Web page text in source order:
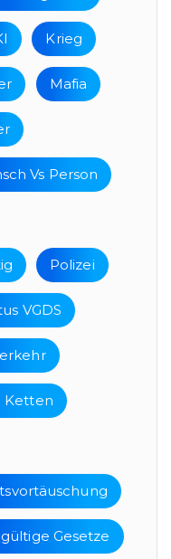
Krieg
Mafia
Vs Person
Polizei
VGDS
Ketten
Gesetze